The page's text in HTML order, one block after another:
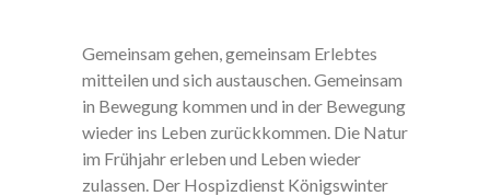
Gemeinsam gehen, gemeinsam Erlebtes
mitteilen und sich austauschen. Gemeinsam
in Bewegung kommen und in der Bewegung
wieder ins Leben zurückkommen. Die Natur
im Frühjahr erleben und Leben wieder
zulassen. Der Hospizdienst Königswinter